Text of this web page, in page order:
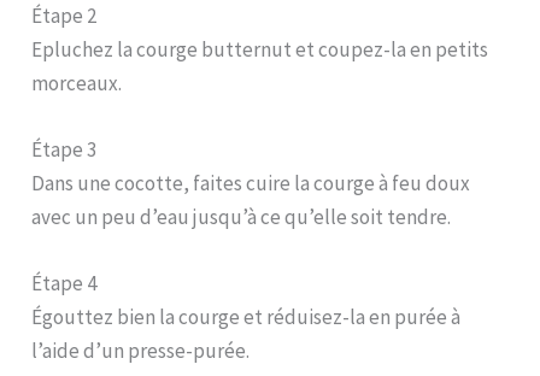
Étape 2
Epluchez la courge butternut et coupez-la en petits
morceaux.
Étape 3
Dans une cocotte, faites cuire la courge à feu doux
avec un peu d’eau jusqu’à ce qu’elle soit tendre.
Étape 4
Égouttez bien la courge et réduisez-la en purée à
l’aide d’un presse-purée.